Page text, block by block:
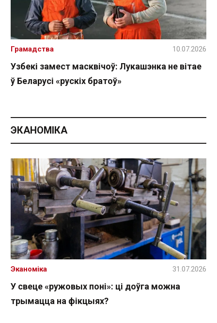
Узбекі замест масквічоў: Лукашэнка не вітае
ў Беларусі «рускіх братоў»
Грамадства 10.07.2026
ЭКАНОМІКА
У свеце «ружовых поні»: ці доўга можна
трымацца на фікцыях?
Эканоміка 31.07.2026